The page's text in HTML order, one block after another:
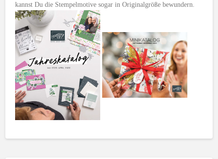
kannst Du die Stempelmotive sogar in Originalgröße bewundern.